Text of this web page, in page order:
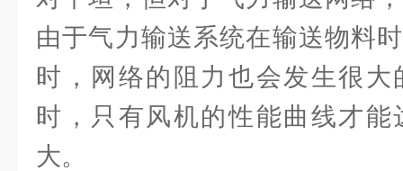
由于气力输送系统在输送物料
时，网络的阻力也会发生很
时，只有风机的性能曲线才
大。